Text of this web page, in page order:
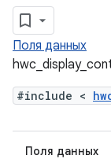
Поля данных
#include <
Поля данных